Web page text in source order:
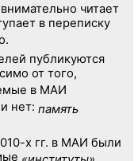
внимательно читает
в переписку
публикуются
от того,
в МАИ
нет: память
х гг. в МАИ были